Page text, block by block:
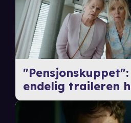
endelig traileren